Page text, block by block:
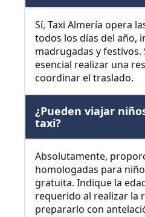
Sí, Taxi Almería opera
todos los días del año,
madrugadas y festivos.
esencial realizar una
coordinar el traslado.
¿Pueden viajar
taxi?
Absolutamente,
homologadas para
gratuita. Indique la
requerido al realizar la
prepararlo con